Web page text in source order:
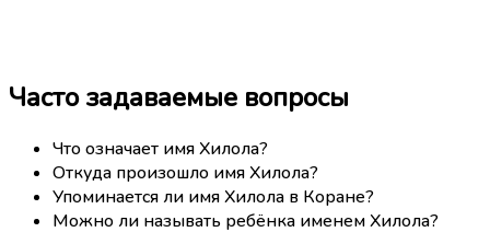
Часто задаваемые вопросы
Что означает имя Хилола?
Откуда произошло имя Хилола?
Упоминается ли имя Хилола в Коране?
Можно ли называть ребёнка именем Хилола?